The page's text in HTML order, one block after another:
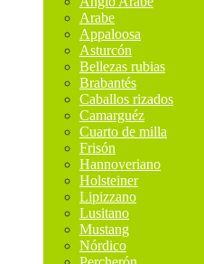
Arabe
Appaloosa
Asturcón
Bellezas rubias
Brabantés
Caballos rizados
Camarguéz
Cuarto de milla
Frisón
Hannoveriano
Holsteiner
Lipizzano
Lusitano
Mustang
Nórdico